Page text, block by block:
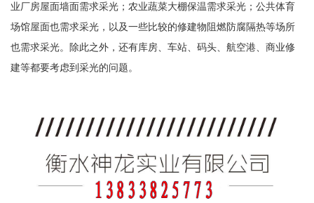
业厂房屋面墙面需求采光；农业蔬菜大棚保温需求采光；公共体育
场馆屋面也需求采光，以及一些比较的修建物阻燃防腐隔热等场所
也需求采光。除此之外，还有库房、车站、码头、航空港、商业修
建等都要考虑到采光的问题。